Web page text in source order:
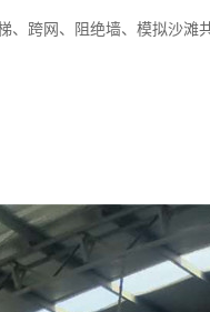
、跨网、阻绝墙、模拟沙滩